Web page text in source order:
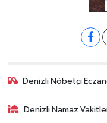
Denizli Nöbetçi
Denizli Namaz